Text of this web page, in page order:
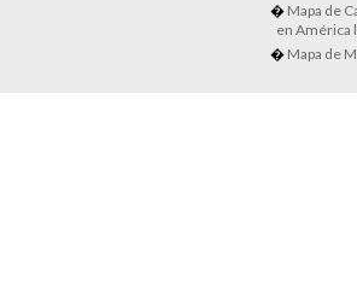
Mapa de
en América
Mapa de